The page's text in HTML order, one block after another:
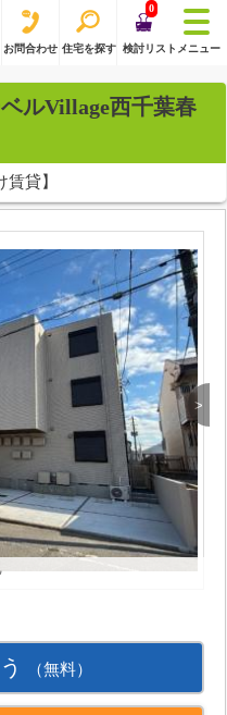
お問合わせ 住宅を探す
0
検討リスト メニュー
ルVillage西千葉春
賃貸】
>
（無料）